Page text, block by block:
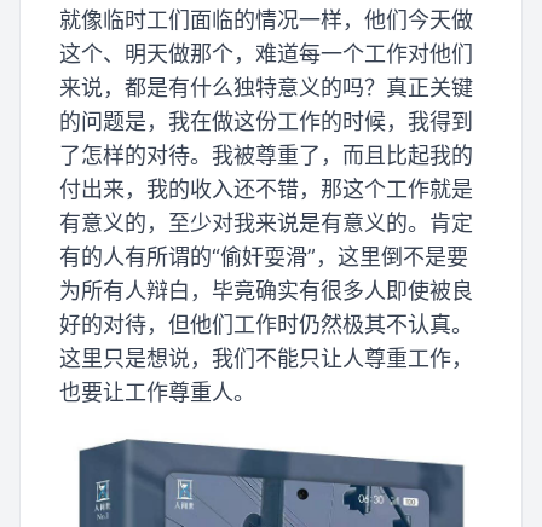
就像临时工们面临的情况一样，他们今天做
这个、明天做那个，难道每一个工作对他们
来说，都是有什么独特意义的吗？真正关键
的问题是，我在做这份工作的时候，我得到
了怎样的对待。我被尊重了，而且比起我的
付出来，我的收入还不错，那这个工作就是
有意义的，至少对我来说是有意义的。肯定
有的人有所谓的“偷奸耍滑”，这里倒不是要
为所有人辩白，毕竟确实有很多人即使被良
好的对待，但他们工作时仍然极其不认真。
这里只是想说，我们不能只让人尊重工作，
也要让工作尊重人。